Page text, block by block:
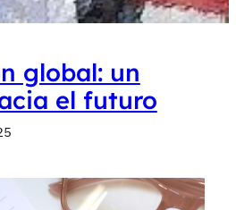
global: un
el futuro